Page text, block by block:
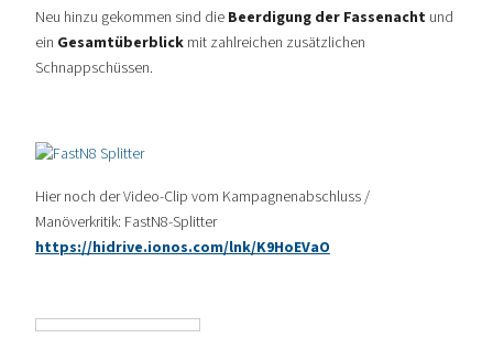
Neu hinzu gekommen sind die Beerdigung der Fassenacht und
ein Gesamtüberblick mit zahlreichen zusätzlichen
Schnappschüssen.
Hier noch der Video-Clip vom Kampagnenabschluss /
Manöverkritik: FastN8-Splitter
https://hidrive.ionos.com/lnk/K9HoEVaO